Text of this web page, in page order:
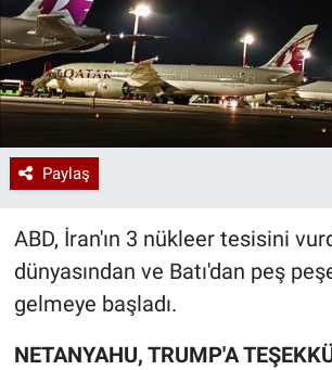
Paylaş
ABD, İran'ın 3 nükleer tesisini
dünyasından ve Batı'dan peş
gelmeye başladı.
NETANYAHU, TRUMP'A
Teknoloji
Ramazan